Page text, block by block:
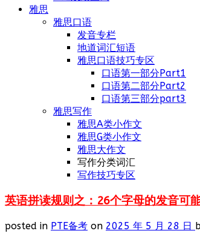
雅思
雅思口语
发音专栏
地道词汇短语
雅思口语技巧专区
口语第一部分Part1
口语第二部分Part2
口语第三部分part3
雅思写作
雅思A类小作文
雅思G类小作文
雅思大作文
写作分类词汇
写作技巧专区
英语拼读规则之：26个字母的发音可
posted in PTE备考 on 2025 年 5 月 28 日